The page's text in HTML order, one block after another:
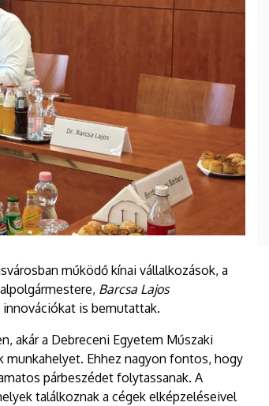
működő kínai vállalkozások, a
Barcsa Lajos
is bemutattak.
akár a Debreceni Egyetem Műszaki
munkahelyet. Ehhez nagyon fontos, hogy
párbeszédet folytassanak. A
találkoznak a cégek elképzeléseivel